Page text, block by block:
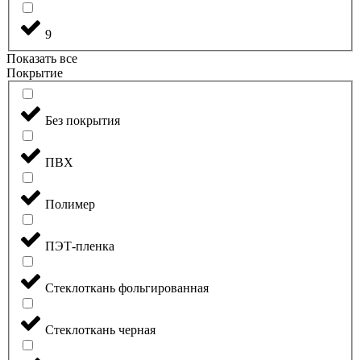
9
Показать все
Покрытие
Без покрытия
ПВХ
Полимер
ПЭТ-пленка
Стеклоткань фольгированная
Стеклоткань черная